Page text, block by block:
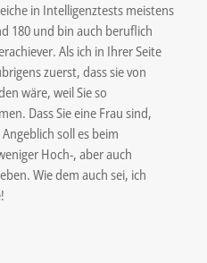
in Intelligenztests meistens
180 und bin auch beruflich
Als ich in Ihrer Seite
zuerst, dass sie von
wäre, weil Sie so
Dass Sie eine Frau sind,
soll es beim
Hoch-, aber auch
Wie dem auch sei, ich